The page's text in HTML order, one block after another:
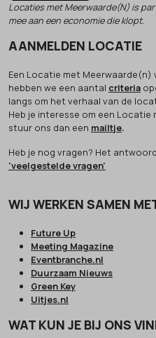
Locaties met Meerwaarde(N) is
mee aan een economie die klopt.
AANMELDEN LOCATIE
Een Locatie met
hebben we een aantal criteria
langs om het verhaal van de
Heb je interesse om een
stuur ons dan een mailtje.
Heb je nog vragen? Het
'veelgestelde vragen'
WIJ WERKEN SAMEN
Future Up
Meeting Magazine
Eventbranche.nl
Duurzaam Nieuws
Green Key
Uitjes.nl
WAT KUN JE BIJ ONS